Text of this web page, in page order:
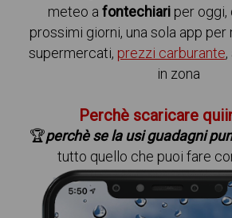
meteo afontechiari per oggi,
prossimi giorni, una sola app
supermercati, prezzi carburante
in zona
Perchè scaricare
🏆perchè se la usi guadagni
tutto quello che puoi fare